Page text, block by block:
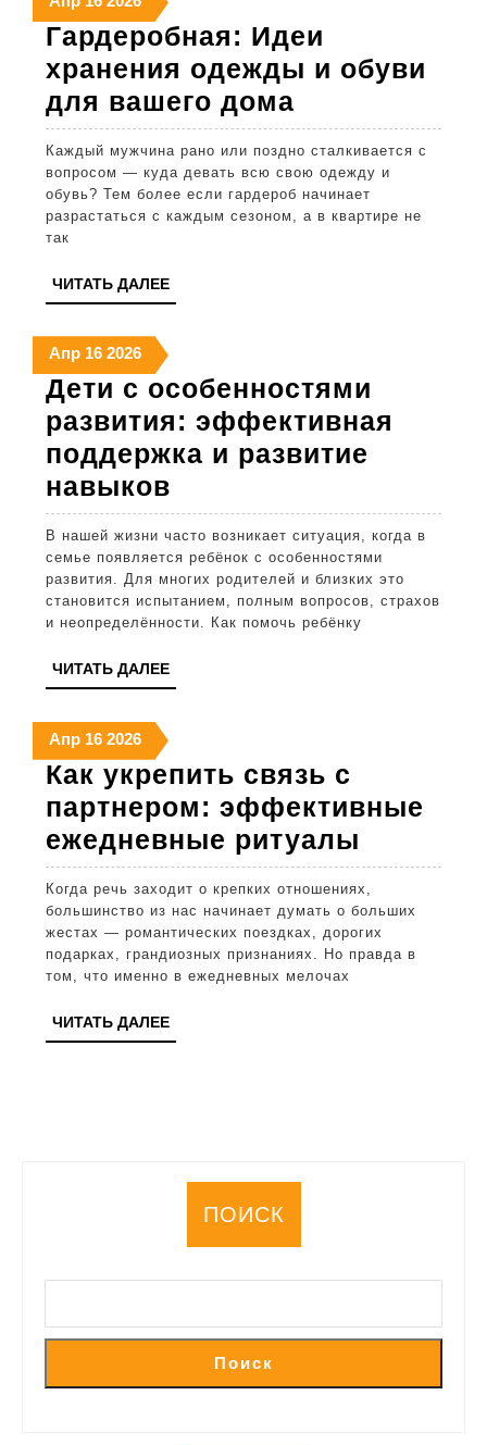
апреля
2026
апреля
2026
апреля
2026
Гардеробная: Идеи
хранения одежды и обуви
для вашего дома
Идеи
хранения
одежды
и
Каждый мужчина рано или поздно сталкивается с
вопросом — куда девать всю свою одежду и
обувь? Тем более если гардероб начинает
разрастаться с каждым сезоном, а в квартире не
так
ЧИТАТЬ ДАЛЕЕЧИТАТЬ
ДАЛЕЕ
Апр16
апреля
2026
1616
апреля
2026
202616
апреля
2026
Дети с особенностями
развития: эффективная
поддержка и развитие
навыков
с
особенностями
развития:
эффективная
и
В нашей жизни часто возникает ситуация, когда в
семье появляется ребёнок с особенностями
развития. Для многих родителей и близких это
становится испытанием, полным вопросов, страхов
и неопределённости. Как помочь ребёнку
ЧИТАТЬ ДАЛЕЕЧИТАТЬ
ДАЛЕЕ
Апр16
апреля
2026
1616
апреля
2026
202616
апреля
2026
Как укрепить связь с
партнером: эффективные
ежедневные ритуалы
связь
с
Когда речь заходит о крепких отношениях,
большинство из нас начинает думать о больших
жестах — романтических поездках, дорогих
подарках, грандиозных признаниях. Но правда в
том, что именно в ежедневных мелочах
ЧИТАТЬ ДАЛЕЕЧИТАТЬ
ДАЛЕЕ
ПОИСК
Поиск